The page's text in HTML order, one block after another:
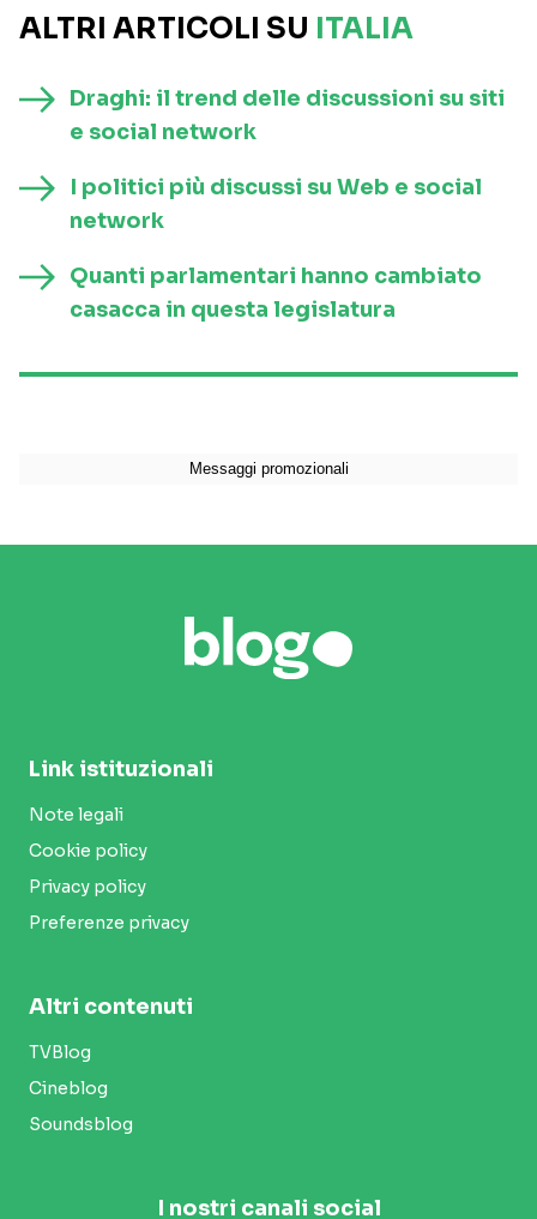
ALTRI ARTICOLI SU ITALIA
Draghi: il trend delle discussioni su siti
e social network
I politici più discussi su Web e social
network
Quanti parlamentari hanno cambiato
casacca in questa legislatura
Link istituzionali
Note legali
Cookie policy
Privacy policy
Preferenze privacy
Altri contenuti
TVBlog
Cineblog
Soundsblog
I nostri canali social